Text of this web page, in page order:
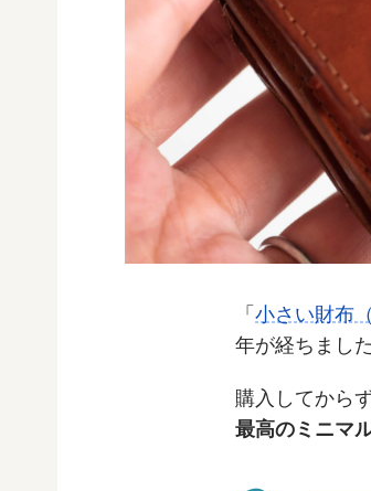
「 小さい財布
年が経ちました
購入してから
最高のミニマ